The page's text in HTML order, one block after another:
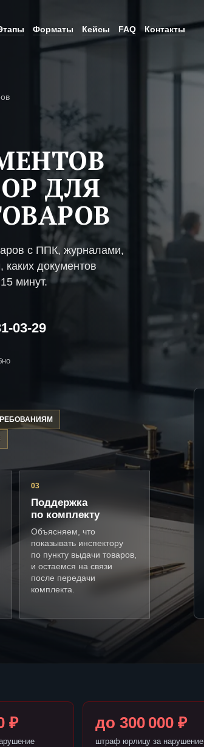
Форматы Кейсы FAQ Контакты
ДЛЯ
с ППК, журналами,
документов
минут.
03-29
03
Поддержка
по комплекту
Объясняем, что
показывать инспектору
по пункту выдачи товаров,
и остаемся на связи
после передачи
комплекта.
₽ до 300 000 ₽
штраф юрлицу за нарушение